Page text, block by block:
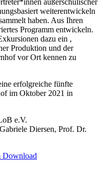
weiterentwickeln
haben. Aus Ihren
Programm entwickeln.
dazu ein ,
Produktion und der
vor Ort kennen zu
erfolgreiche fünfte
im Oktober 2021 in
e.V.
Diersen, Prof. Dr.
Download